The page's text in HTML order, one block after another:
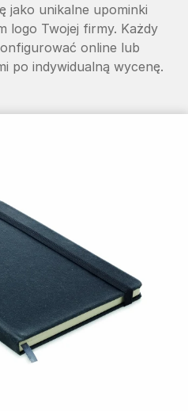
jako unikalne upominki
logo Twojej firmy. Każdy
online lub
po indywidualną wycenę.